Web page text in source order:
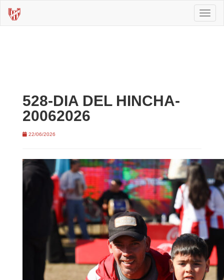
528-DIA DEL HINCHA-
20062026
22/06/2026